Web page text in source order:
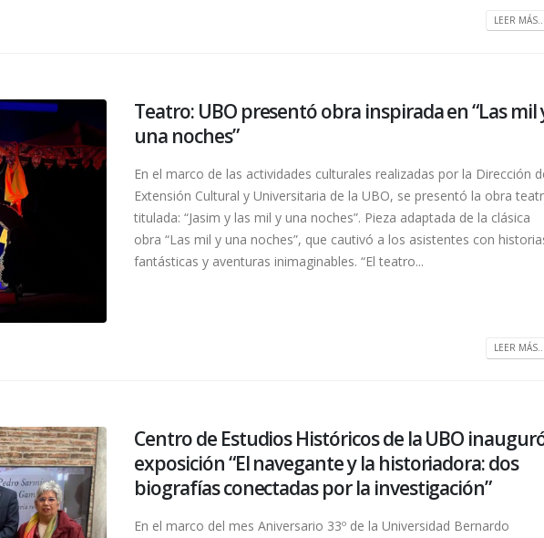
LEER MÁS...
Teatro: UBO presentó obra inspirada en “Las mil
una noches”
En el marco de las actividades culturales realizadas por la Dirección
Extensión Cultural y Universitaria de la UBO, se presentó la obra
titulada: “Jasim y las mil y una noches”. Pieza adaptada de la clásica
obra “Las mil y una noches”, que cautivó a los asistentes con
fantásticas y aventuras inimaginables. “El teatro...
LEER MÁS...
Centro de Estudios Históricos de la UBO
exposición “El navegante y la historiadora: dos
biografías conectadas por la investigación”
En el marco del mes Aniversario 33º de la Universidad Bernardo